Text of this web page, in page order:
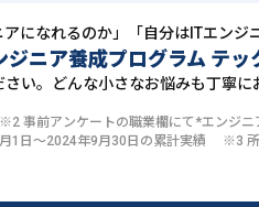
アになれるのか」「自分はITエン
ジニア養成プログラム テッ
い。どんな小さなお悩みも丁寧に
前アンケートの職業欄にて*エンジニ
日〜2024年9月30日の累計実績 ※3 所